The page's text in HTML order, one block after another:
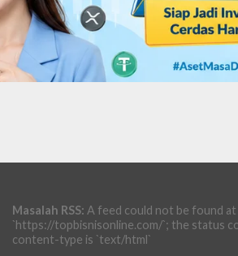
Masalah RSS: A feed could not be found at
`https://topbisnisonline.com/`; the status
content-type is `text/html`